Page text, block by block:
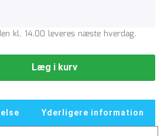
kl. 14.00 leveres næste hverdag.
Læg i kurv
Yderligere information